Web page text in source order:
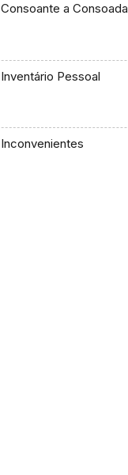
Consoante a Consoada
Inventário Pessoal
Inconvenientes